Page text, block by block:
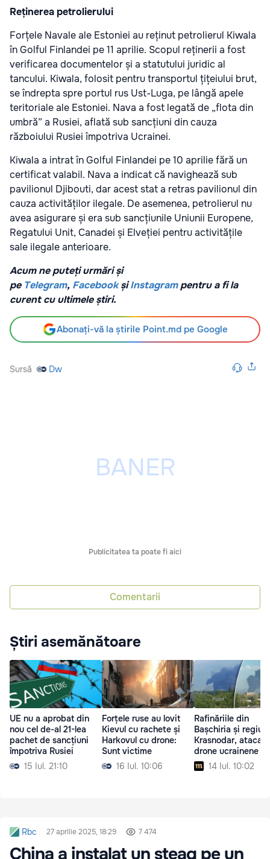
Reținerea petrolierului
Forțele Navale ale Estoniei au reținut petrolierul Kiwala
în Golful Finlandei pe 11 aprilie. Scopul reținerii a fost
verificarea documentelor și a statutului juridic al
tancului. Kiwala, folosit pentru transportul țițeiului brut,
se îndrepta spre portul rus Ust-Luga, pe lângă apele
teritoriale ale Estoniei. Nava a fost legată de „flota din
umbră” a Rusiei, aflată sub sancțiuni din cauza
războiului Rusiei împotriva Ucrainei.
Kiwala a intrat în Golful Finlandei pe 10 aprilie fără un
certificat valabil. Nava a indicat că navighează sub
pavilionul Djibouti, dar acest stat a retras pavilionul din
cauza activităților ilegale. De asemenea, petrolierul nu
avea asigurare și era sub sancțiunile Uniunii Europene,
Regatului Unit, Canadei și Elveției pentru activitățile
sale ilegale anterioare.
Acum ne puteți urmări și
pe Telegram, Facebook șiInstagrampentru a fi la
curent cu ultimele știri.
Abonați-vă la știrile Point.md pe Google
Sursă Dw
Publicitatea ta poate fi aici
Comentarii
Știri asemănătoare
UE nu a aprobat din
nou cel de-al 21-lea
pachet de sancțiuni
împotriva Rusiei
15 Iul. 21:10
Forțele ruse au lovit
Kievul cu rachete și
Harkovul cu drone:
Sunt victime
16 Iul. 10:06
Rafinăriile din
Bașchiria și
Krasnodar,
drone ucrainene
14 Iul. 10:02
Rbc 27 aprilie 2025, 18:29 7 474
China a instalat un steag pe un